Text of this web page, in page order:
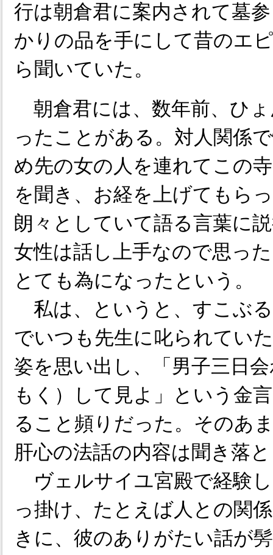
行は朝倉君に案内されて墓
かりの品を手にして昔のエ
ら聞いていた。
朝倉君には、数年前、ひ
ったことがある。対人関係
め先の女の人を連れてこの
を聞き、お経を上げてもら
朗々としていて語る言葉に
女性は話し上手なので思っ
とても為になったという。
私は、というと、すこぶ
でいつも先生に叱られてい
姿を思い出し、「男子三日
もく）して見よ」という金
ること頻りだった。そのあ
肝心の法話の内容は聞き落
ヴェルサイユ宮殿で経験
っ掛け、たとえば人との関
きに、彼のありがたい話が